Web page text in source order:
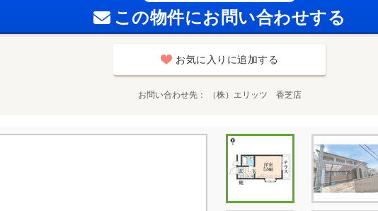
この物件にお問い合わせする
お気に入りに追加する
お問い合わせ先 （株）エリッツ 香芝店